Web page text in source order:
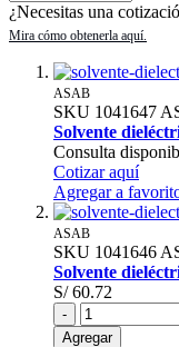
¿Necesitas una
ASAB
SKU 1041647
Solvente
Consulta
Cotizar aquí
Agregar a
ASAB
SKU 1041646
Solvente
S/ 60.72
-
Agregar